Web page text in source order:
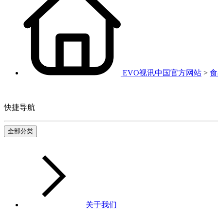
EVO视讯中国官方网站 >
快捷导航
全部分类
关于我们